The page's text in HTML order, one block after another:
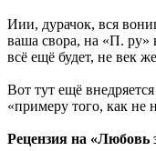
Иии, дурачок, вся
ваша свора, на «П.
всё ещё будет, не век
Вот тут ещё
«примеру того, как не
Рецензия на